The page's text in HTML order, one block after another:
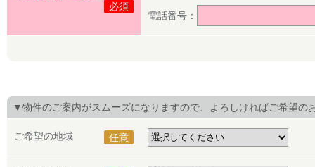
必須
電話番号：
▼物件のご案内がスムーズになりますので、よろしければご希望の
ご希望の地域 任意